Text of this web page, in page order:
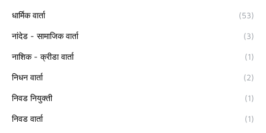
धार्मिक वार्ता (53)
नांदेड - सामाजिक वार्ता (3)
नाशिक - क्रीडा वार्ता (1)
निधन वार्ता (2)
निवड नियुक्ती (1)
निवड वार्ता (1)